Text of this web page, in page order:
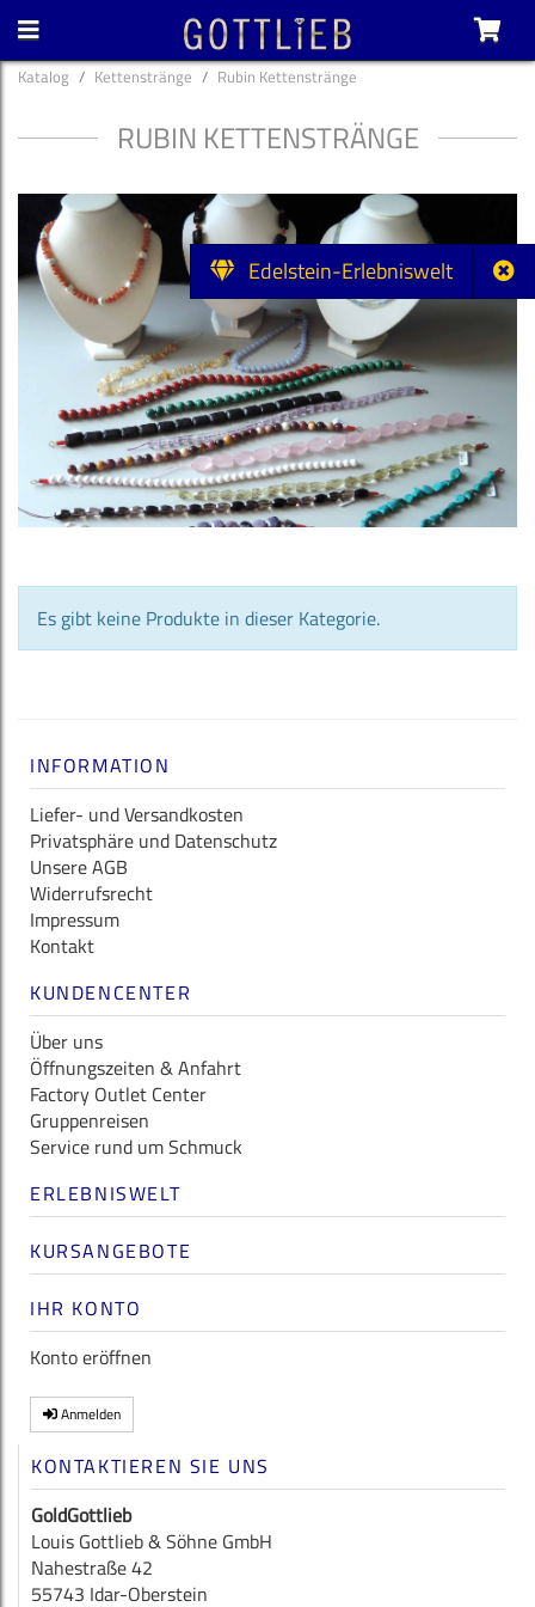
Edelstein-Erlebniswelt
Katalog Kettenstränge Rubin Kettenstränge
RUBIN KETTENSTRÄNGE
Es gibt keine Produkte in dieser Kategorie.
INFORMATION
Liefer- und Versandkosten
Privatsphäre und Datenschutz
Unsere AGB
Widerrufsrecht
Impressum
Kontakt
KUNDENCENTER
Über uns
Öffnungszeiten & Anfahrt
Factory Outlet Center
Gruppenreisen
Service rund um Schmuck
ERLEBNISWELT
KURSANGEBOTE
IHR KONTO
Konto eröffnen
Anmelden
KONTAKTIEREN SIE UNS
GoldGottlieb
Louis Gottlieb & Söhne GmbH
Nahestraße 42
55743 Idar-Oberstein